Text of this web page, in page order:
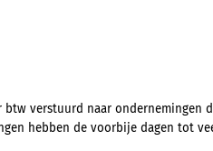
btw verstuurd naar ondernemingen
hebben de voorbije dagen tot